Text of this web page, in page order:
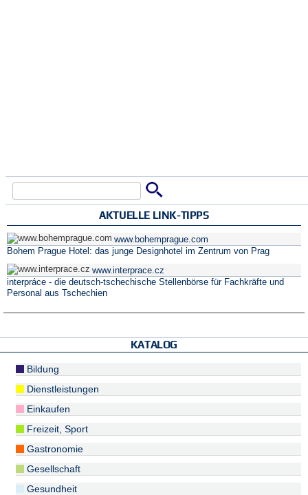
AKTUELLE LINK-TIPPS
www.bohemprague.com
Bohem Prague Hotel: das junge Designhotel im Zentrum von Prag
www.interprace.cz
interpráce - die deutsch-tschechische Stellenbörse für Fachkräfte und
Personal aus Tschechien
KATALOG
Bildung
Dienstleistungen
Einkaufen
Freizeit, Sport
Gastronomie
Gesellschaft
Gesundheit